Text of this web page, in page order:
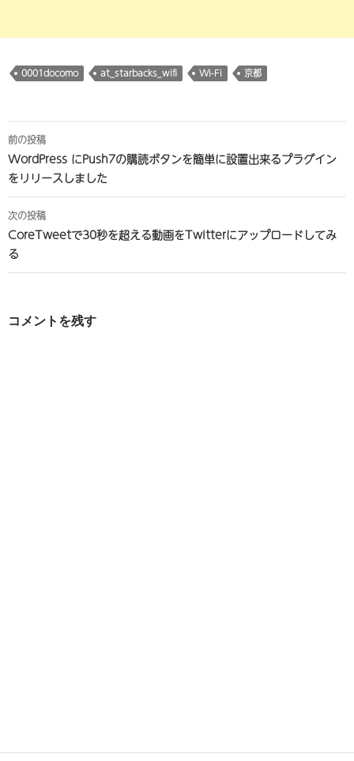
0001docomo at_starbacks_wifi Wi-Fi 京都
投
稿
ナ
ビ
ゲ
ー
ョ
前の投稿
WordPress にPush7の購読ボタンを簡単に設置出来るプラグイン
をリリースしました
次の投稿
CoreTweetで30秒を超える動画をTwitterにアップロードしてみ
る
コメントを残す